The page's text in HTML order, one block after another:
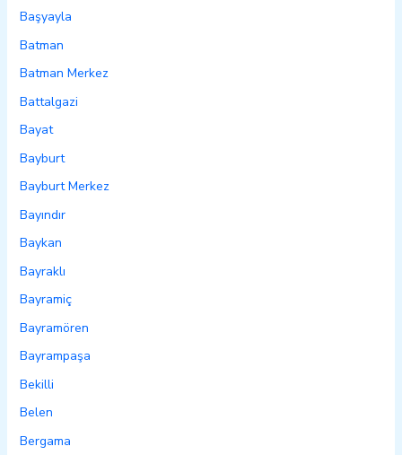
Başyayla
Batman
Batman Merkez
Battalgazi
Bayat
Bayburt
Bayburt Merkez
Bayındır
Baykan
Bayraklı
Bayramiç
Bayramören
Bayrampaşa
Bekilli
Belen
Bergama